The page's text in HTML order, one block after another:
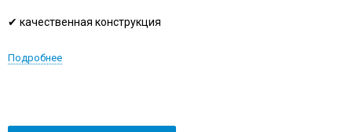
✔ качественная конструкция
Подробнее